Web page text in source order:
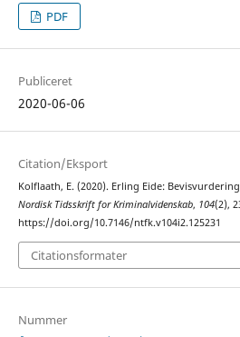
PDF
Publiceret
2020-06-06
Citation/Eksport
Kolflaath, E. (2020). Erling Eide:
Nordisk Tidsskrift for Kriminalvidenskab, 104(2),
https://doi.org/10.7146/ntfk.v104i2.125231
Citationsformater
Nummer